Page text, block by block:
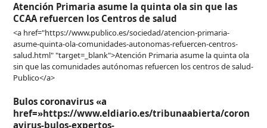
Atención Primaria asume la quinta ola sin que las
CCAA refuercen los Centros de salud
<a href="https://www.publico.es/sociedad/atencion-primaria-
asume-quinta-ola-comunidades-autonomas-refuercen-centros-
salud.html" "target=_blank">Atención Primaria asume la quinta ola
sin que las comunidades autónomas refuercen los centros de salud-
Publico</a>
Bulos coronavirus «a
href=»https://www.eldiario.es/tribunaabierta/coron
avirus-bulos-expertos-